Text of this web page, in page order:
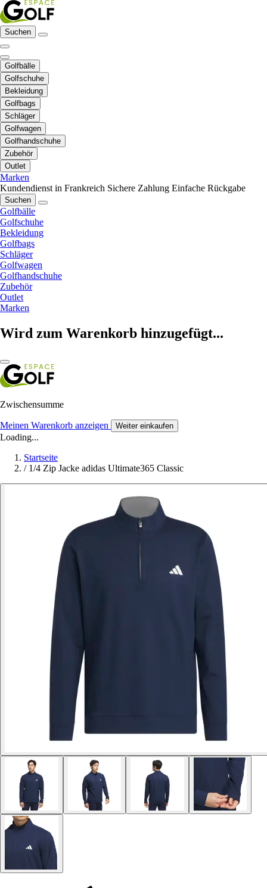
Suchen
Golfbälle
Golfschuhe
Bekleidung
Golfbags
Schläger
Golfwagen
Golfhandschuhe
Zubehör
Outlet
Marken
Kundendienst in Frankreich Sichere Zahlung Einfache Rückgabe
Suchen
Golfbälle
Golfschuhe
Bekleidung
Golfbags
Schläger
Golfwagen
Golfhandschuhe
Zubehör
Outlet
Marken
Wird zum Warenkorb hinzugefügt...
Zwischensumme
Meinen Warenkorb anzeigen Weiter einkaufen
Loading...
Startseite
/ 1/4 Zip Jacke adidas Ultimate365 Classic